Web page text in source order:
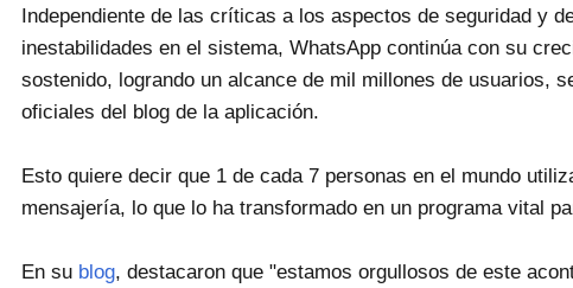
Independiente de las críticas a los aspectos de seguridad y
inestabilidades en el sistema, WhatsApp continúa con su
sostenido, logrando un alcance de mil millones de usuarios,
oficiales del blog de la aplicación.
Esto quiere decir que 1 de cada 7 personas en el mundo
mensajería, lo que lo ha transformado en un programa vital
En su blog, destacaron que "estamos orgullosos de este